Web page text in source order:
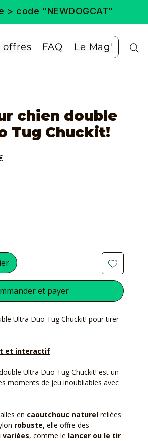
code "NEWDOGCAT"
offres FAQ Le Mag'
chien double
Tug Chuckit!
et payer
Ultra Duo Tug Chuckit! pour tirer
et interactif
Ultra Duo Tug Chuckit! est un
moments de jeu inoubliables avec
en caoutchouc naturel reliées
robuste, elle offre des
, comme le lancer ou le tir